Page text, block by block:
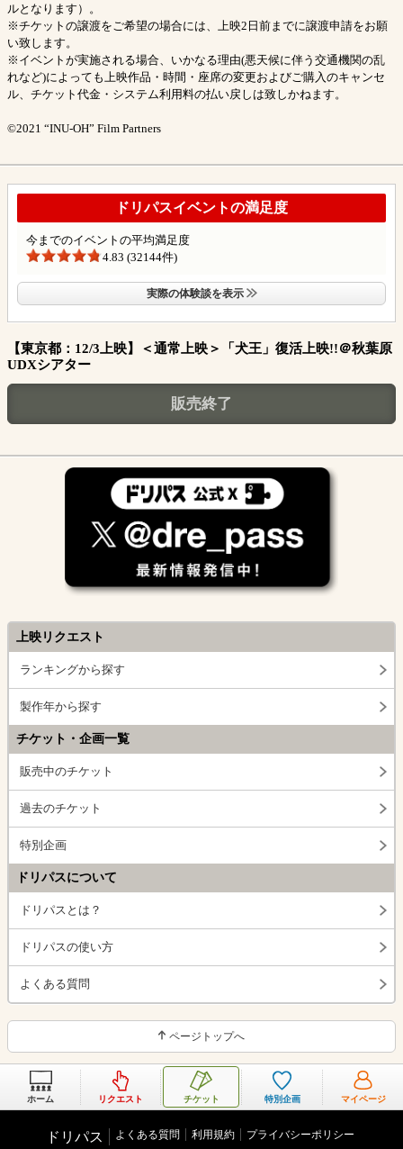
ルとなります）。
※チケットの譲渡をご希望の場合には、上映2日前までに譲渡申請をお願
い致します。
※イベントが実施される場合、いかなる理由(悪天候に伴う交通機関の乱
れなど)によっても上映作品・時間・座席の変更およびご購入のキャンセ
ル、チケット代金・システム利用料の払い戻しは致しかねます。
©2021 “INU-OH” Film Partners
ドリパスイベントの満足度
今までのイベントの平均満足度
4.83 (32144件)
実際の体験談を表示
【東京都：12/3上映】＜通常上映＞「犬王」復活上映!!＠秋葉原
UDXシアター
販売終了
上映リクエスト
ランキングから探す
製作年から探す
チケット・企画一覧
販売中のチケット
過去のチケット
特別企画
ドリパスについて
ドリパスとは？
ドリパスの使い方
よくある質問
ページトップへ
ホーム リクエスト チケット 特別企画 マイページ
ドリパス よくある質問 利用規約 プライバシーポリシー